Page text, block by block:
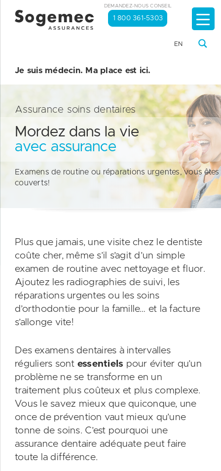
EN
DEMANDEZ-NOUS CONSEIL
1 800 361-5303
Je suis médecin. Ma place est ici.
Assurance soins dentaires
Mordez dans la vie
avec assurance
Examens de routine ou réparations urgentes, vous êtes
couverts!
Plus que jamais, une visite chez le dentiste
coûte cher, même s’il s’agit d’un simple
examen de routine avec nettoyage et fluor.
Ajoutez les radiographies de suivi, les
réparations urgentes ou les soins
d’orthodontie pour la famille… et la facture
s’allonge vite!
Des examens dentaires à intervalles
réguliers sont essentiels pour éviter qu’un
problème ne se transforme en un
traitement plus coûteux et plus complexe.
Vous le savez mieux que quiconque, une
once de prévention vaut mieux qu’une
tonne de soins. C’est pourquoi une
assurance dentaire adéquate peut faire
toute la différence.